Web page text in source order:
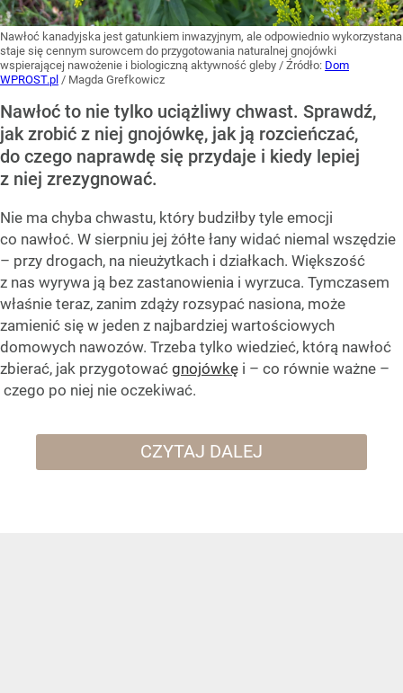
Nawłoć kanadyjska jest gatunkiem inwazyjnym, ale odpowiednio wykorzystana
staje się cennym surowcem do przygotowania naturalnej gnojówki
wspierającej nawożenie i biologiczną aktywność gleby / Źródło: Dom
WPROST.pl / Magda Grefkowicz
Nawłoć to nie tylko uciążliwy chwast. Sprawdź,
jak zrobić z niej gnojówkę, jak ją rozcieńczać,
do czego naprawdę się przydaje i kiedy lepiej
z niej zrezygnować.
Nie ma chyba chwastu, który budziłby tyle emocji
co nawłoć. W sierpniu jej żółte łany widać niemal wszędzie
– przy drogach, na nieużytkach i działkach. Większość
z nas wyrywa ją bez zastanowienia i wyrzuca. Tymczasem
właśnie teraz, zanim zdąży rozsypać nasiona, może
zamienić się w jeden z najbardziej wartościowych
domowych nawozów. Trzeba tylko wiedzieć, którą nawłoć
zbierać, jak przygotować gnojówkę i – co równie ważne –
czego po niej nie oczekiwać.
CZYTAJ DALEJ